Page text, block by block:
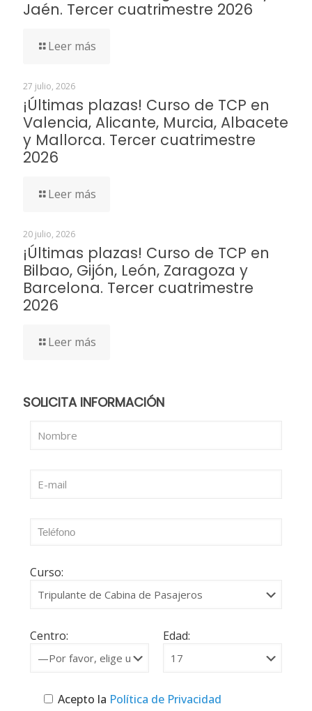
Jaén. Tercer cuatrimestre 2026
Leer más
27 julio, 2026
¡Últimas plazas! Curso de TCP en
Valencia, Alicante, Murcia, Albacete
y Mallorca. Tercer cuatrimestre
2026
Leer más
20 julio, 2026
¡Últimas plazas! Curso de TCP en
Bilbao, Gijón, León, Zaragoza y
Barcelona. Tercer cuatrimestre
2026
Leer más
SOLICITA INFORMACIÓN
Curso:
Centro: Edad:
Acepto la Política de Privacidad